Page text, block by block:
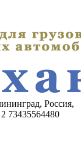
Россия,
73435564480